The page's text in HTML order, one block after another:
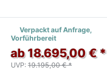
Verpackt auf Anfrage,
Vorführbereit
ab 18.695,00 € *
UVP: 19.195,00 € *